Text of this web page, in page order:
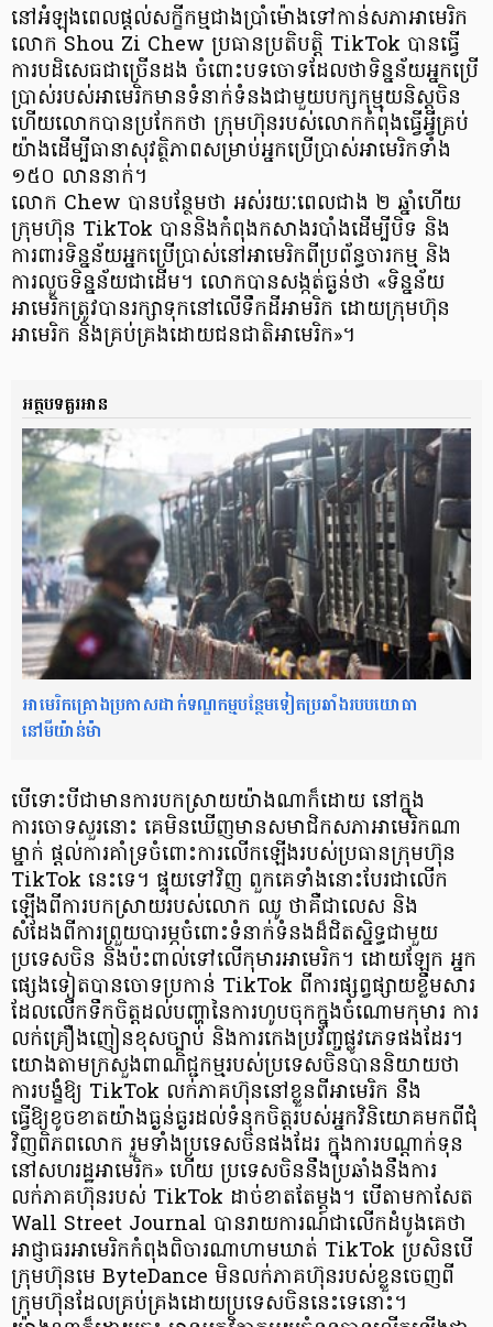
នៅអំឡុងពេលផ្ដល់សក្ខីកម្មជាងប្រាំម៉ោងទៅកាន់សភាអាមេរិក
លោក Shou Zi Chew ប្រធានប្រតិបត្តិ TikTok បានធ្វើ
ការបដិសេធជាច្រើនដង ចំពោះបទចោទដែលថាទិន្នន័យអ្នកប្រើ
ប្រាស់របស់អាមេរិកមានទំនាក់ទំនងជាមួយបក្សកុម្មុយនិស្តចិន
ហើយលោកបានប្រកែកថា ក្រុមហ៊ុនរបស់លោកកំពុងធ្វើអ្វីគ្រប់
យ៉ាងដើម្បីធានាសុវត្ថិភាពសម្រាប់អ្នកប្រើប្រាស់អាមេរិកទាំង
១៥០ លាននាក់។
លោក Chew បានបន្ថែមថា អស់រយៈពេលជាង ២ ឆ្នាំហើយ
ក្រុមហ៊ុន TikTok បាននិងកំពុងកសាងរបាំងដើម្បីបិទ និង
ការពារទិន្នន័យអ្នកប្រើប្រាស់នៅអាមេរិកពីប្រព័ន្ធចារកម្ម និង
ការលួចទិន្នន័យជាដើម។ លោកបានសង្កត់ធ្ងន់ថា «ទិន្នន័យ
អាមេរិកត្រូវបានរក្សាទុកនៅលើទឹកដីអាមរិក ដោយក្រុមហ៊ុន
អាមេរិក និងគ្រប់គ្រងដោយជនជាតិអាមេរិក»។
អត្ថបទគួរអាន
អាមេរិកគ្រោងប្រកាសដាក់ទណ្ឌកម្មបន្ថែមទៀតប្រឆាំងរបបយោធា
នៅមីយ៉ាន់ម៉ា
បើទោះបីជាមានការបកស្រាយយ៉ាងណាក៏ដោយ នៅក្នុង
ការចោទសួរនោះ គេមិនឃើញមានសមាជិកសភាអាមេរិកណា
ម្នាក់ ផ្តល់ការគាំទ្រចំពោះការលើកឡើងរបស់ប្រធានក្រុមហ៊ុន
TikTok នេះទេ។ ផ្ទុយទៅវិញ ពួកគេទាំងនោះបែរជាលើក
ឡើងពីការបកស្រាយរបស់លោក ឈូ ថាគឺជាលេស និង
សំដែងពីការព្រួយបារម្ភចំពោះទំនាក់ទំនងដ៏ជិតស្និទ្ធជាមួយ
ប្រទេសចិន និងប៉ះពាល់ទៅលើកុមារអាមេរិក។ ដោយឡែក អ្នក
ផ្សេងទៀតបានចោទប្រកាន់ TikTok ពីការផ្សព្វផ្សាយខ្លឹមសារ
ដែលលើកទឹកចិត្តដល់បញ្ហានៃការហូបចុកក្នុងចំណោមកុមារ ការ
លក់គ្រឿងញៀនខុសច្បាប់ និងការកេងប្រវ័ញ្ចផ្លូវភេទផងដែរ។
យោងតាមក្រសួងពាណិជ្ជកម្មរបស់ប្រទេសចិនបាននិយាយថា
ការបង្ខំឱ្យ TikTok លក់ភាគហ៊ុននៅខ្លួនពីអាមេរិក នឹង
ធ្វើឱ្យខូចខាតយ៉ាងធ្ងន់ធ្ងរដល់ទំនុកចិត្តរបស់អ្នកវិនិយោគមកពីជុំ
វិញពិភពលោក រួមទាំងប្រទេសចិនផងដែរ ក្នុងការបណ្តាក់ទុន
នៅសហរដ្ឋអាមេរិក» ហើយ ប្រទេសចិននឹងប្រឆាំងនឹងការ
លក់ភាគហ៊ុនរបស់ TikTok ដាច់ខាតតែម្ដង។ បើតាមកាសែត
Wall Street Journal បានរាយការណ៍ជាលើកដំបូងគេថា
អាជ្ញាធរអាមេរិកកំពុងពិចារណាហាមឃាត់ TikTok ប្រសិនបើ
ក្រុមហ៊ុនមេ ByteDance មិនលក់ភាគហ៊ុនរបស់ខ្លួនចេញពី
ក្រុមហ៊ុនដែលគ្រប់គ្រងដោយប្រទេសចិននេះទេនោះ។